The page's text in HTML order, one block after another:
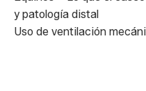
y patología distal
Uso de ventilación